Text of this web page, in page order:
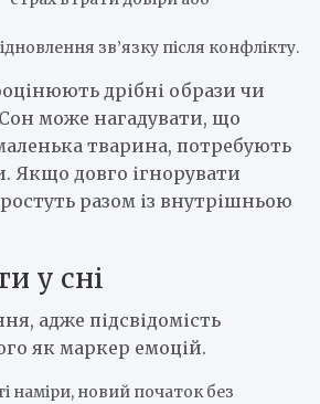
зв’язку після конфлікту.
дрібні образи чи
може нагадувати, що
тварина, потребують
Якщо довго ігнорувати
разом із внутрішньою
у сні
адже підсвідомість
як маркер емоцій.
наміри, новий початок без